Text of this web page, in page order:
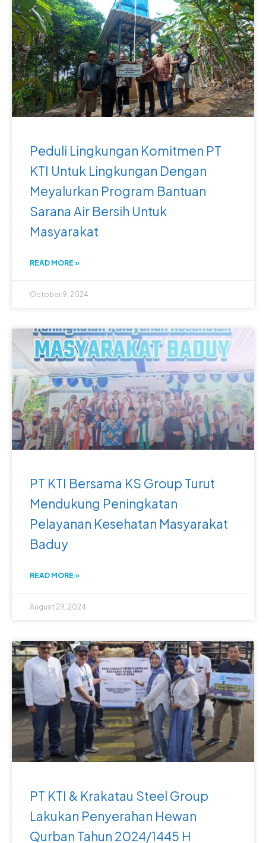
Peduli Lingkungan Komitmen PT
KTI Untuk Lingkungan Dengan
Meyalurkan Program Bantuan
Sarana Air Bersih Untuk
Masyarakat
READ MORE »
October 9, 2024
PT KTI Bersama KS Group Turut
Mendukung Peningkatan
Pelayanan Kesehatan Masyarakat
Baduy
READ MORE »
August 29, 2024
PT KTI & Krakatau Steel Group
Lakukan Penyerahan Hewan
Qurban Tahun 2024/1445 H